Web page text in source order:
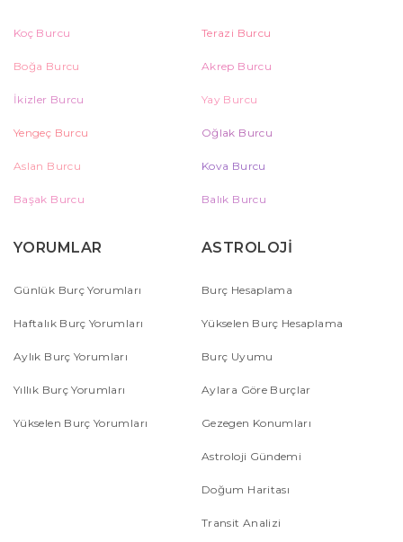
Koç Burcu Terazi Burcu
Boğa Burcu Akrep Burcu
İkizler Burcu Yay Burcu
Yengeç Burcu Oğlak Burcu
Aslan Burcu Kova Burcu
Başak Burcu Balık Burcu
YORUMLAR
Günlük Burç Yorumları
Haftalık Burç Yorumları
Aylık Burç Yorumları
Yıllık Burç Yorumları
Yükselen Burç Yorumları
ASTROLOJİ
Burç Hesaplama
Yükselen Burç Hesaplama
Burç Uyumu
Aylara Göre Burçlar
Gezegen Konumları
Astroloji Gündemi
Doğum Haritası
Transit Analizi